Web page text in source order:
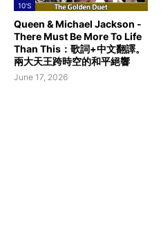
10'S
Queen & Michael Jackson -
There Must Be More To Life
Than This：歌詞+中文翻譯。
兩大天王跨時空的和平絕響
June 17, 2026